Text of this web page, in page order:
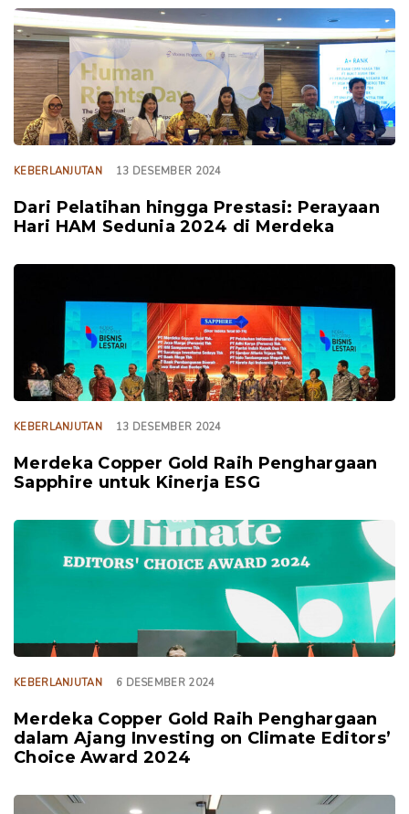
TAGS
KEBERLANJUTAN 13 DESEMBER 2024
Dari Pelatihan hingga Prestasi: Perayaan
Hari HAM Sedunia 2024 di Merdeka
KEBERLANJUTAN 13 DESEMBER 2024
Merdeka Copper Gold Raih Penghargaan
Sapphire untuk Kinerja ESG
KEBERLANJUTAN 6 DESEMBER 2024
Merdeka Copper Gold Raih Penghargaan
dalam Ajang Investing on Climate Editors’
Choice Award 2024